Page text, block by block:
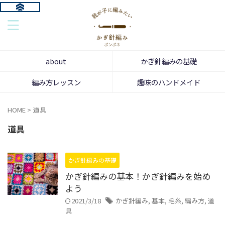
about
かぎ針編みの基礎
編み方レッスン
趣味のハンドメイド
HOME > 道具
道具
かぎ針編みの基礎
かぎ針編みの基本！かぎ針編みを始め
よう
2021/3/18 かぎ針編み, 基本, 毛糸, 編み方, 道
具